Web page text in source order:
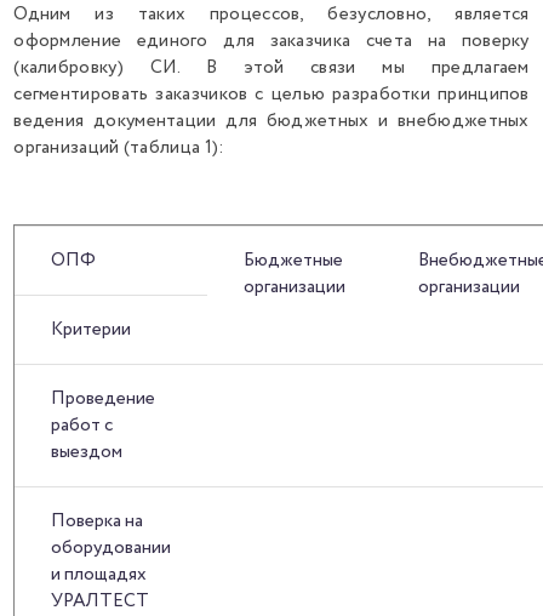
Одним из таких процессов, безусловно, является
оформление единого для заказчика счета на поверку
(калибровку) СИ. В этой связи мы предлагаем
сегментировать заказчиков с целью разработки принципов
ведения документации для бюджетных и внебюджетных
организаций (таблица 1):
ОПФ
Бюджетные
организации
организации
Критерии
Проведение
работ с
выездом
Поверка на
оборудовании
и площадях
УРАЛТЕСТ